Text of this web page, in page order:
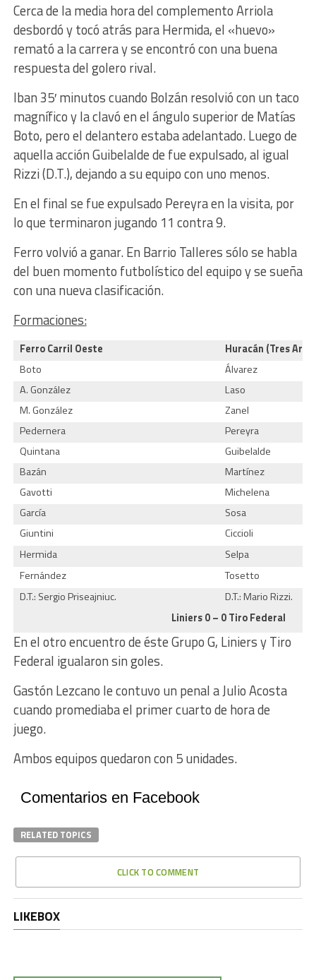
Cerca de la media hora del complemento Arriola
desbordó y tocó atrás para Hermida, el «huevo»
remató a la carrera y se encontró con una buena
respuesta del golero rival.
Iban 35′ minutos cuando Bolzán resolvió con un taco
magnífico y la clavó en el ángulo superior de Matías
Boto, pero el delantero estaba adelantado. Luego de
aquella acción Guibelalde de fue expulsado, al igual
Rizzi (D.T.), dejando a su equipo con uno menos.
En el final se fue expulsado Pereyra en la visita, por
lo que terminaron jugando 11 contra 9.
Ferro volvió a ganar. En Barrio Talleres sólo se habla
del buen momento futbolístico del equipo y se sueña
con una nueva clasificación.
Formaciones:
Ferro Carril Oeste
Huracán (Tres
Boto
Álvarez
A. González
Laso
M. González
Zanel
Pedernera
Pereyra
Quintana
Guibelalde
Bazán
Martínez
Gavotti
Michelena
García
Sosa
Giuntini
Ciccioli
Hermida
Selpa
Fernández
Tosetto
D.T.: Sergio Priseajniuc.
D.T.: Mario Rizzi.
Liniers 0 – 0 Tiro Federal
En el otro encuentro de éste Grupo G, Liniers y Tiro
Federal igualaron sin goles.
Gastón Lezcano le contuvo un penal a Julio Acosta
cuando promediaba el primer cuarto de hora de
juego.
Ambos equipos quedaron con 5 unidades.
Comentarios en Facebook
RELATED TOPICS
CLICK TO COMMENT
LIKEBOX